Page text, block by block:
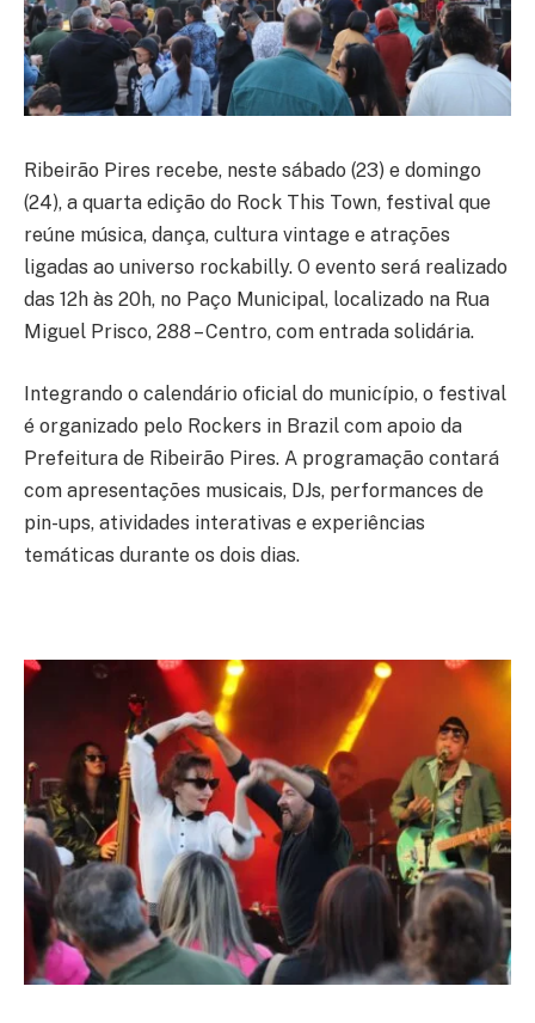
Ribeirão Pires recebe, neste sábado (23) e domingo
(24), a quarta edição do Rock This Town, festival que
reúne música, dança, cultura vintage e atrações
ligadas ao universo rockabilly. O evento será realizado
das 12h às 20h, no Paço Municipal, localizado na Rua
Miguel Prisco, 288 – Centro, com entrada solidária.
Integrando o calendário oficial do município, o festival
é organizado pelo Rockers in Brazil com apoio da
Prefeitura de Ribeirão Pires. A programação contará
com apresentações musicais, DJs, performances de
pin-ups, atividades interativas e experiências
temáticas durante os dois dias.